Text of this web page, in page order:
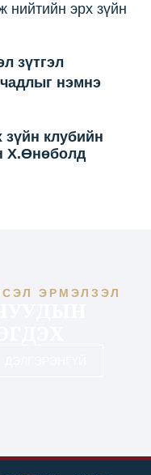
нийтийн эрх зүйн
зүтгэл
нэмнэ
зүйн клубийн
Х.Өнөболд
ЭРМЭЛЗЭЛ